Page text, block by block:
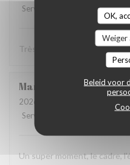
OK,
Weiger
Beleid voor
Service
Atmosfeer:5/5
Très bon service et les plats
Marie-Fred
2026-06-13
Service
Un super moment, le cadre,